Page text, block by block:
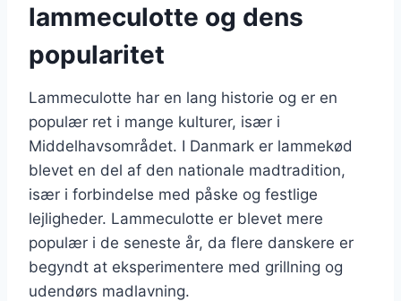
lammeculotte og dens
popularitet
Lammeculotte har en lang historie og er en
populær ret i mange kulturer, især i
Middelhavsområdet. I Danmark er lammekød
blevet en del af den nationale madtradition,
især i forbindelse med påske og festlige
lejligheder. Lammeculotte er blevet mere
populær i de seneste år, da flere danskere er
begyndt at eksperimentere med grillning og
udendørs madlavning.